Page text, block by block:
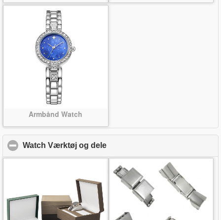
Armbånd Watch
Watch Værktøj og dele